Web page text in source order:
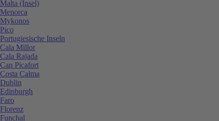
Malta (Insel)
Menorca
Mykonos
Pico
Portugiesische Inseln
Cala Millor
Cala Rajada
Can Picafort
Costa Calma
Dublin
Edinburgh
Faro
Florenz
Funchal